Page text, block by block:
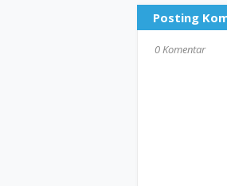
Posting
0 Komentar